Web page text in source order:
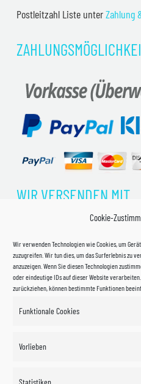
Cookie-
Wir verwenden Technologien wie Cookies, um
zuzugreifen. Wir tun dies, um das Surferlebnis zu
anzuzeigen. Wenn Sie diesen Technologien
oder eindeutige IDs auf dieser Website
zurückziehen, können bestimmte Funktionen
Funktionale Cookies
Vorlieben
Statistiken
Postleitzahl Liste unterZahlung
WIR VERSENDEN MIT